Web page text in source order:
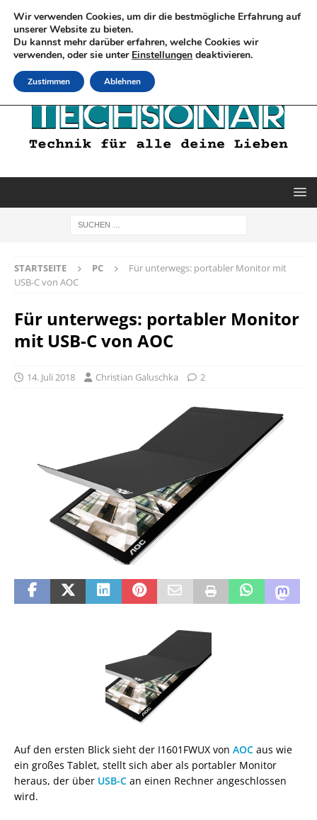
STARTSEITE PC
Für unterwegs: portabler Monitor mit
USB-C von AOC
Für unterwegs: portabler Monitor
mit USB-C von AOC
14. Juli 2018 Christian Galuschka 2
Auf den ersten Blick sieht der I1601FWUX von AOC aus wie
ein großes Tablet, stellt sich aber als portabler Monitor
heraus, der über USB-C an einen Rechner angeschlossen
wird.
Wir verwenden Cookies, um dir die bestmögliche Erfahrung auf
unserer Website zu bieten.
Du kannst mehr darüber erfahren, welche Cookies wir
verwenden, oder sie unter Einstellungen deaktivieren.
Zustimmen Ablehnen